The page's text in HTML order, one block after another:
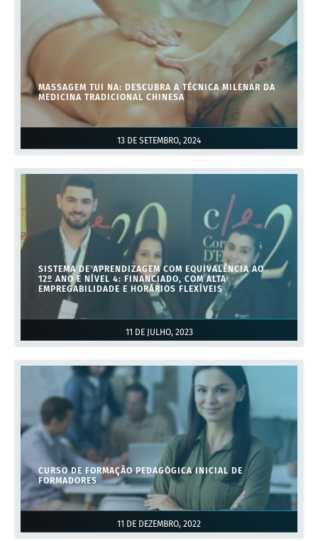
13 DE SETEMBRO, 2024
MASSAGEM TUI NA: DESCUBRA A TÉCNICA MILENAR DA
MEDICINA TRADICIONAL CHINESA
11 DE JULHO, 2023
SISTEMA DE APRENDIZAGEM COM EQUIVALÊNCIA AO
12º ANO E NÍVEL 4: FINANCIADO, COM ALTA
EMPREGABILIDADE E HORÁRIOS FLEXÍVEIS
11 DE DEZEMBRO, 2022
CURSO DE FORMAÇÃO PEDAGÓGICA INICIAL DE
FORMADORES